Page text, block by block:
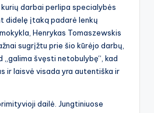
darbai perlipa specialybės
didelę įtaką padarė lenkų
Henrykas Tomaszewskis
sugrįžtu prie šio kūrėjo darbų,
„galima švęsti netobulybę“, kad
ir laisvė visada yra autentiška ir
dailė. Jungtiniuose